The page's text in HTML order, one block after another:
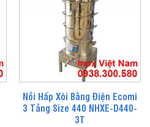
Nồi Hấp Xôi Bằng Điện Ecomi
3 Tầng Size 440 NHXE-D440-
3T